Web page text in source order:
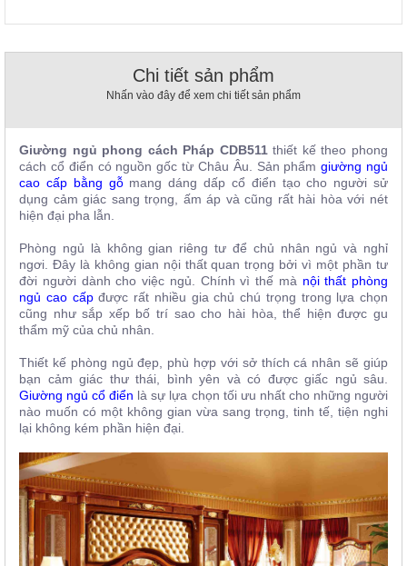
Nội
Nội
Thất
Hàng
Chi tiết sản phẩm
Nhấn vào đây để xem chi tiết sản phẩm
Giường ngủ phong cách Pháp CDB511thiết kế theo phong
cách cổ điển có nguồn gốc từ Châu Âu. Sản phẩmgiường ngủ
cao cấp bằng gỗmang dáng dấp cổ điển tạo cho người sử
dụng cảm giác sang trọng, ấm áp và cũng rất hài hòa với nét
hiện đại pha lẫn.
Phòng ngủ là không gian riêng tư để chủ nhân ngủ và nghỉ
ngơi. Đây là không gian nội thất quan trọng bởi vì một phần tư
đời người dành cho việc ngủ. Chính vì thế mà nội thất phòng
ngủ cao cấpđược rất nhiều gia chủ chú trọng trong lựa chọn
cũng như sắp xếp bố trí sao cho hài hòa, thể hiện được gu
thẩm mỹ của chủ nhân.
Thiết kế phòng ngủ đẹp, phù hợp với sở thích cá nhân sẽ giúp
bạn cảm giác thư thái, bình yên và có được giấc ngủ sâu.
Giường ngủ cổ điển là sự lựa chọn tối ưu nhất cho những người
nào muốn có một không gian vừa sang trọng, tinh tế, tiện nghi
lại không kém phần hiện đại.